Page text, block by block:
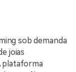
sob demanda
joias
plataforma